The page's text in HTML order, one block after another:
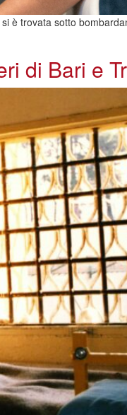
è trovata sotto
di Bari e